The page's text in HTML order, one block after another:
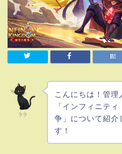
ララ
こんにちは！管理
「インフィニテ
争」について紹介
す！